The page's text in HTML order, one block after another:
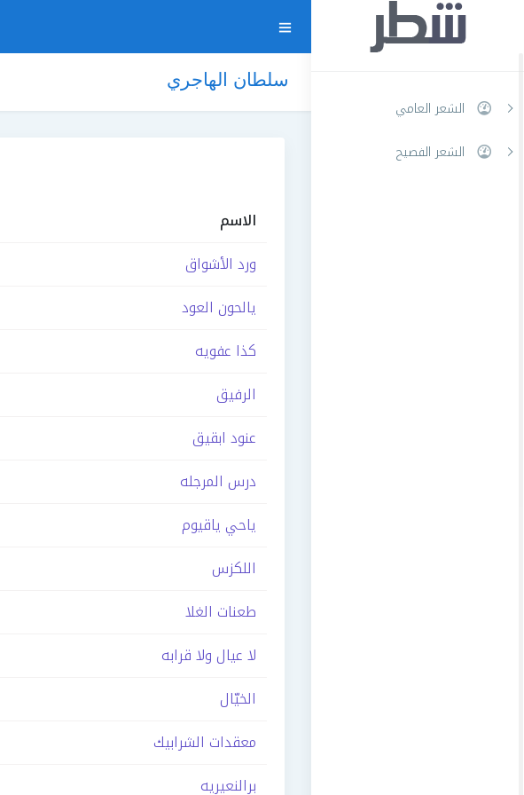
الشعر العامي
الشعر الفصيح
سلطان الهاجري
الاسم
ورد الأشواق
يالحون العود
كذا عفويه
الرفيق
عنود ابقيق
درس المرجله
ياحي ياقيوم
اللكزس
طعنات الغلا
لا عيال ولا قرابه
الخيّال
معقدات الشرابيك
برالنعيريه